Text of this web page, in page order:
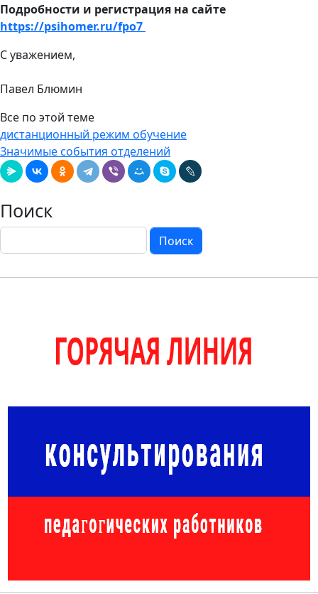
Подробности и регистрация на сайте
https://psihomer.ru/fpo7
С уважением,
Павел Блюмин
Все по этой теме
дистанционный режим обучение
Значимые события отделений
Поиск
Поиск